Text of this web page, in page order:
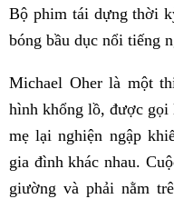
Bộ phim tái dựng thời
bóng bầu dục nổi tiếng
Michael Oher là một
hình khổng lồ, được
mẹ lại nghiện ngập
gia đình khác nhau.
giường và phải nằm